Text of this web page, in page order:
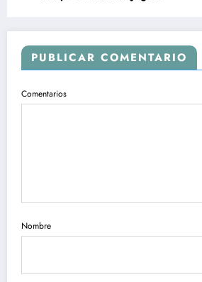
PUBLICAR COMENTARIO
Comentarios
Nombre